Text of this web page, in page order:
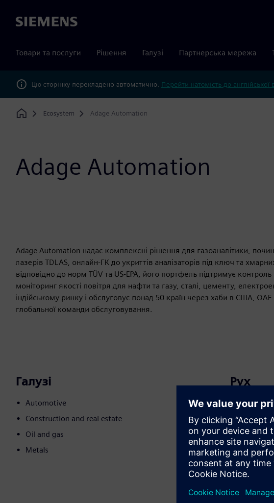
Siemens
Товари та послуги Рішення Галузі Партнерська мережа
Цю сторінку перекладено автоматично. Перейти натомість до англійської
Home
Ecosystem Adage Automation
Adage Automation
Adage Automation надає комплексні рішення для газоаналітики,
лазерів TDLAS, онлайн-ГК до укриттів аналізаторів під ключ та
відповідно до норм TÜV та US-EPA, його портфель підтримує контроль
моніторинг якості повітря для нафти та газу, сталі, цементу,
індійському ринку і обслуговує понад 50 країн через хаби в США, ОАЕ
глобальної команди обслуговування.
Галузі
Automotive
Construction and real estate
Oil and gas
Metals
Рух
Service
Послуги,
продукти/